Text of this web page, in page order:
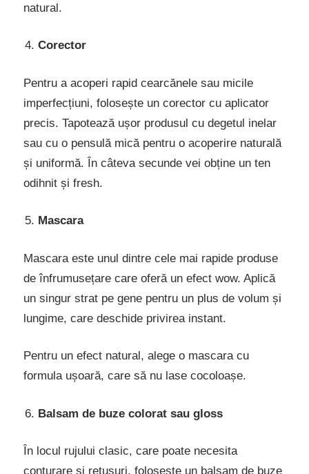
natural.
Corector
Pentru a acoperi rapid cearcănele sau micile
imperfecțiuni, folosește un corector cu aplicator
precis. Tapotează ușor produsul cu degetul inelar
sau cu o pensulă mică pentru o acoperire naturală
și uniformă. În câteva secunde vei obține un ten
odihnit și fresh.
Mascara
Mascara este unul dintre cele mai rapide produse
de înfrumusețare care oferă un efect wow. Aplică
un singur strat pe gene pentru un plus de volum și
lungime, care deschide privirea instant.
Pentru un efect natural, alege o mascara cu
formula ușoară, care să nu lase cocoloașe.
Balsam de buze colorat sau gloss
În locul rujului clasic, care poate necesita
conturare și retușuri, folosește un balsam de buze